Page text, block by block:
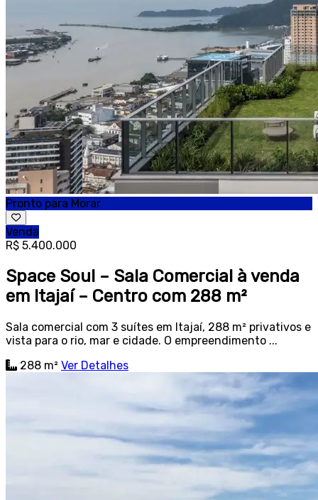
Pronto para Morar
Venda
R$ 5.400.000
Space Soul – Sala Comercial à venda
em Itajaí – Centro com 288 m²
Sala comercial com 3 suítes em Itajaí, 288 m² privativos e
vista para o rio, mar e cidade. O empreendimento ...
288 m² Ver Detalhes